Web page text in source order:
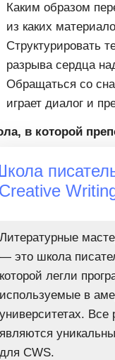
Каким образом
из каких
Структурировать
разрыва сердца
Обращаться со
играет диалог и
в которой
Литературные
— это школа
которой легли
используемые в
университетах. Все
являются
для CWS.